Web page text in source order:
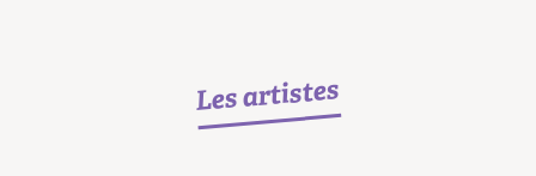
Les artistes